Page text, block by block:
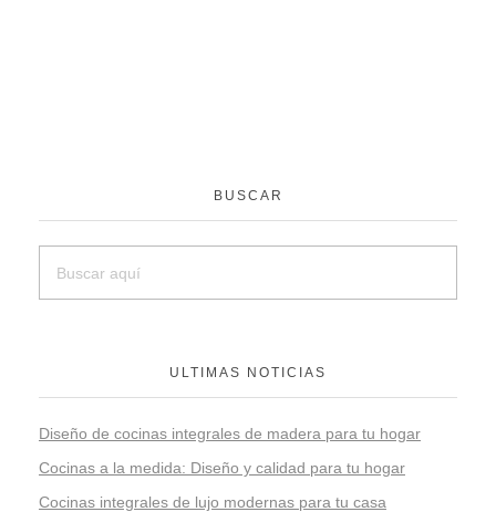
BUSCAR
ULTIMAS NOTICIAS
Diseño de cocinas integrales de madera para tu hogar
Cocinas a la medida: Diseño y calidad para tu hogar
Cocinas integrales de lujo modernas para tu casa